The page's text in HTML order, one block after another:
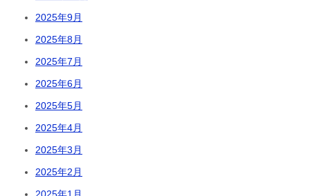
2025年9月
2025年8月
2025年7月
2025年6月
2025年5月
2025年4月
2025年3月
2025年2月